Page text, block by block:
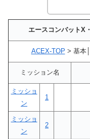
エースコンバットX
ACEX-TOP > 基本│
ミッション名
ミッショ
ン
1
ミッショ
ン
2